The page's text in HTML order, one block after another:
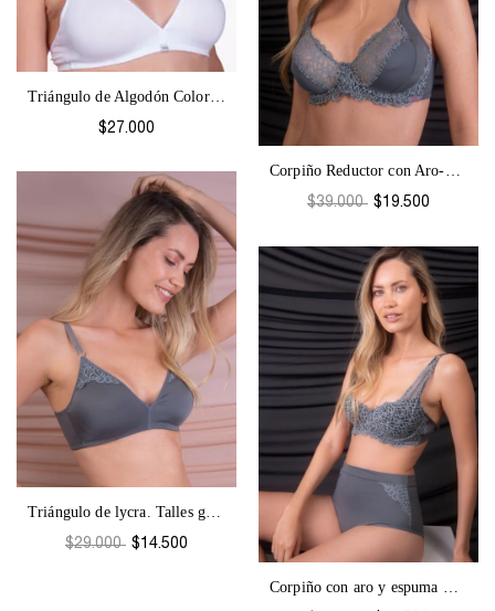
Triángulo de Algodón Colores-1067
$27.000
Corpiño Reductor con Aro-Beba 1562
$39.000 $19.500
Triángulo de lycra. Talles grandes. Beba...
$29.000 $14.500
Corpiño con aro y espuma Beba-1564